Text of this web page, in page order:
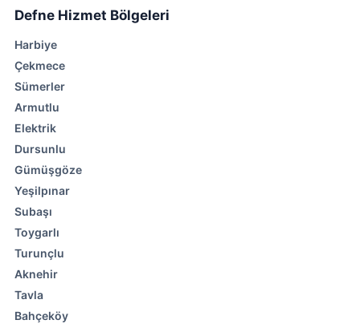
Defne Hizmet Bölgeleri
Harbiye
Çekmece
Sümerler
Armutlu
Elektrik
Dursunlu
Gümüşgöze
Yeşilpınar
Subaşı
Toygarlı
Turunçlu
Aknehir
Tavla
Bahçeköy